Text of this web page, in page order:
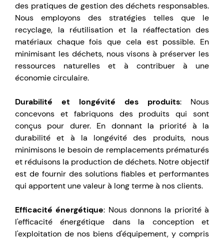
des pratiques de gestion des déchets responsables.
Nous employons des stratégies telles que le
recyclage, la réutilisation et la réaffectation des
matériaux chaque fois que cela est possible. En
minimisant les déchets, nous visons à préserver les
ressources naturelles et à contribuer à une
économie circulaire.
Durabilité et longévité des produits: Nous
concevons et fabriquons des produits qui sont
conçus pour durer. En donnant la priorité à la
durabilité et à la longévité des produits, nous
minimisons le besoin de remplacements prématurés
et réduisons la production de déchets. Notre objectif
est de fournir des solutions fiables et performantes
qui apportent une valeur à long terme à nos clients.
Efficacité énergétique: Nous donnons la priorité à
l'efficacité énergétique dans la conception et
l'exploitation de nos biens d'équipement, y compris